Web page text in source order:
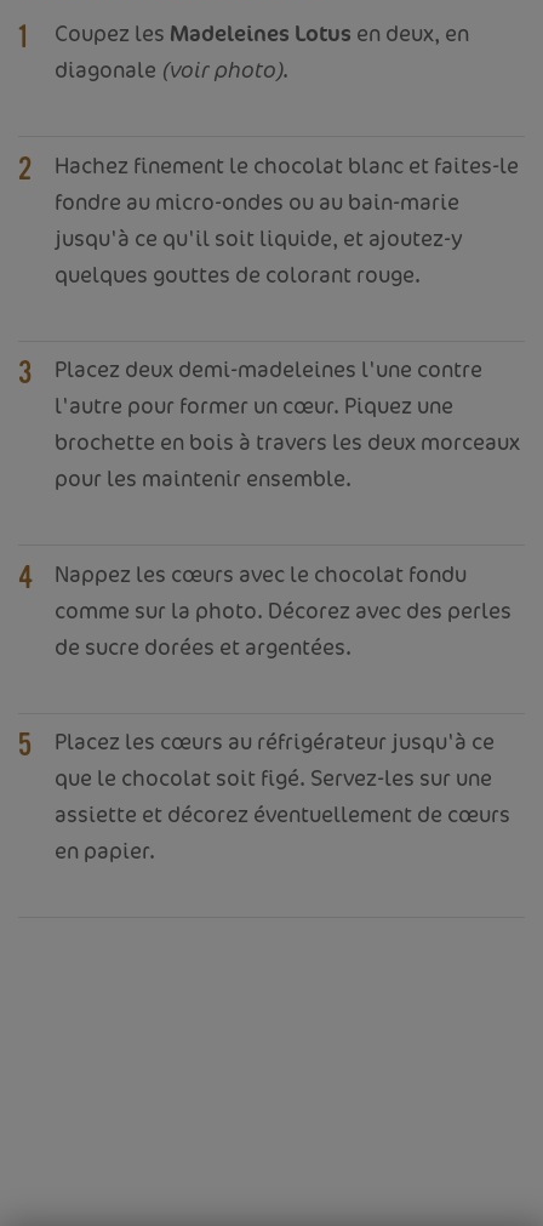
1 Coupez les Madeleines Lotus en deux, en
diagonale (voir photo).
2
Hachez finement le chocolat blanc et faites-le
fondre au micro-ondes ou au bain-marie
jusqu'à ce qu'il soit liquide, et ajoutez-y
quelques gouttes de colorant rouge.
3
Placez deux demi-madeleines l'une contre
l'autre pour former un cœur. Piquez une
brochette en bois à travers les deux morceaux
pour les maintenir ensemble.
4
Nappez les cœurs avec le chocolat fondu
comme sur la photo. Décorez avec des perles
de sucre dorées et argentées.
5
Placez les cœurs au réfrigérateur jusqu'à ce
que le chocolat soit figé. Servez-les sur une
assiette et décorez éventuellement de cœurs
en papier.